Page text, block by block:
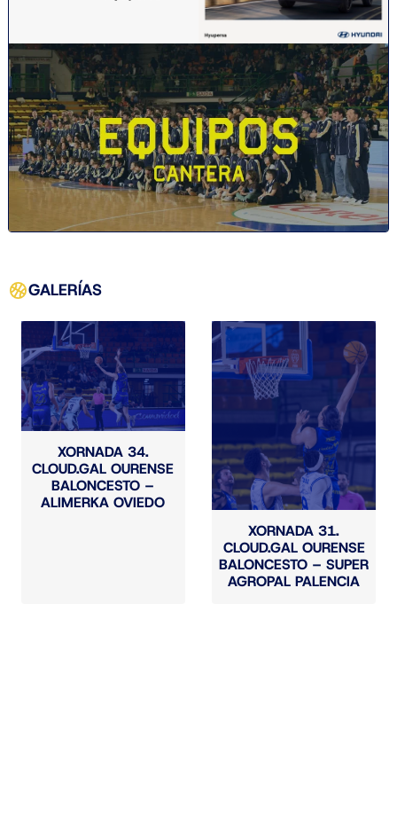
GALERÍAS
XORNADA 34.
CLOUD.GAL OURENSE
BALONCESTO –
ALIMERKA OVIEDO
XORNADA 31.
CLOUD.GAL OURENSE
BALONCESTO – SUPER
AGROPAL PALENCIA